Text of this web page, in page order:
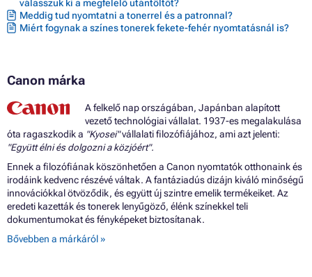
válasszuk ki a megfelelő utántöltőt?
Meddig tud nyomtatni a tonerrel és a patronnal?
Miért fogynak a színes tonerek fekete-fehér nyomtatásnál is?
Canon márka
A felkelő nap országában, Japánban alapított
vezető technológiai vállalat. 1937-es megalakulása
óta ragaszkodik a "Kyosei"vállalati filozófiájához, ami azt jelenti:
"Együtt élni és dolgozni a közjóért".
Ennek a filozófiának köszönhetően a Canon nyomtatók otthonaink és
irodáink kedvenc részévé váltak. A fantáziadús dizájn kiváló minőségű
innovációkkal ötvöződik, és együtt új szintre emelik termékeiket. Az
eredeti kazetták és tonerek lenyűgöző, élénk színekkel teli
dokumentumokat és fényképeket biztosítanak.
Bővebben a márkáról »